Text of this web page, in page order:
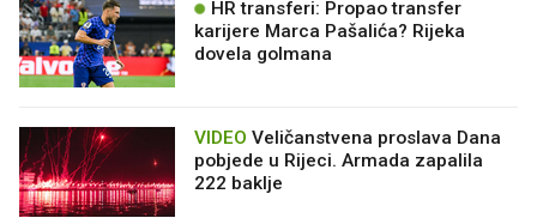
HR transferi: Propao transfer
karijere Marca Pašalića? Rijeka
dovela golmana
VIDEO
pobjede u Rijeci. Armada zapalila
222 baklje